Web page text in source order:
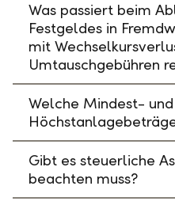
Was passiert beim
Festgeldes in
mit
Umtauschgebühren
Welche Mindest- und
Gibt es steuerliche
beachten muss?